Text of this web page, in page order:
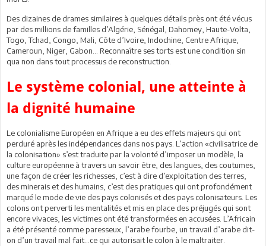
Des dizaines de drames similaires à quelques détails près ont été vécus
par des millions de familles d’Algérie, Sénégal, Dahomey, Haute-Volta,
Togo, Tchad, Congo, Mali, Côte d’Ivoire, Indochine, Centre Afrique,
Cameroun, Niger, Gabon... Reconnaître ses torts est une condition sin
qua non dans tout processus de reconstruction.
Le système colonial, une atteinte à
la dignité humaine
Le colonialisme Européen en Afrique a eu des effets majeurs qui ont
perduré après les indépendances dans nos pays. L’action «civilisatrice de
la colonisation» s’est traduite par la volonté d’imposer un modèle, la
culture européenne à travers un savoir être, des langues, des coutumes,
une façon de créer les richesses, c’est à dire d’exploitation des terres,
des minerais et des humains, c’est des pratiques qui ont profondément
marqué le mode de vie des pays colonisés et des pays colonisateurs. Les
colons ont perverti les mentalités et mis en place des préjugés qui sont
encore vivaces, les victimes ont été transformées en accusées. L’Africain
a été présenté comme paresseux, l’arabe fourbe, un travail d’arabe dit-
on d’un travail mal fait…ce qui autorisait le colon à le maltraiter.